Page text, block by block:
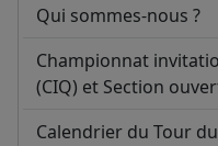
Qui sommes-nous ?
Championnat
(CIQ) et Section
Calendrier du Tour